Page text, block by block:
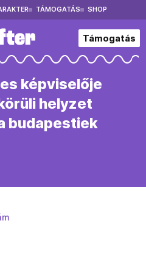
TÁMOGATÁS SHOP
Támogatás
képviselője
helyzet
budapestiek